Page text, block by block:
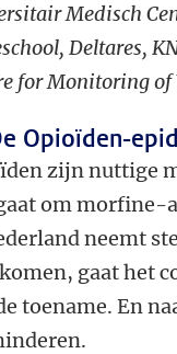
Medisch
Deltares,
for Monitoring of
Opioïden-
zijn nuttige
om morfine-
neemt
gaat het
toename. En